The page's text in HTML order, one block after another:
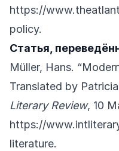
https://
policy.
Статья,
Müller, Hans.
Translated by
Literary Review, 10
https://
literature.